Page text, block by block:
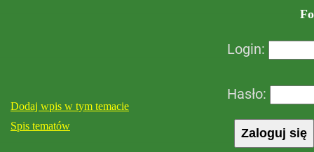
Dodaj wpis w tym temacie
Spis tematów
Login:
Hasło: